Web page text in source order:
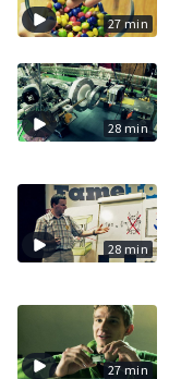
27 min
28 min
28 min
27 min